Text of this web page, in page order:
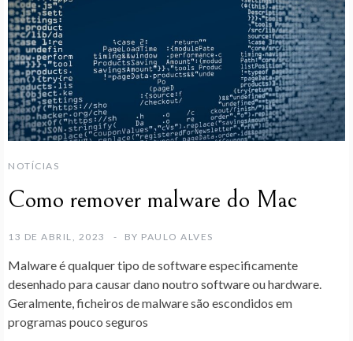
NOTÍCIAS
Como remover malware do Mac
13 DE ABRIL, 2023 BY PAULO ALVES
Malware é qualquer tipo de software especificamente
desenhado para causar dano noutro software ou hardware.
Geralmente, ficheiros de malware são escondidos em
programas pouco seguros